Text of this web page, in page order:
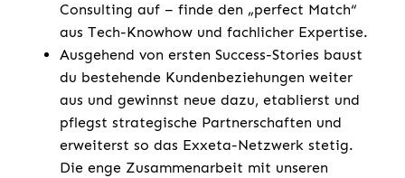
Consulting auf – finde den „perfect Match“
aus Tech-Knowhow und fachlicher Expertise.
Ausgehend von ersten Success-Stories baust
du bestehende Kundenbeziehungen weiter
aus und gewinnst neue dazu, etablierst und
pflegst strategische Partnerschaften und
erweiterst so das Exxeta-Netzwerk stetig.
Die enge Zusammenarbeit mit unseren